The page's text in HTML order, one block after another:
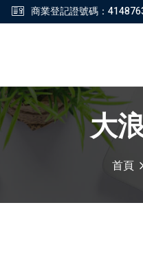
商業登記證號碼：
大
首頁
登錄
您還